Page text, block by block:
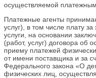
осуществляемой
Платежные агенты
услуг), в том числе плату
услуги, на основании
(работ, услуг) договора об
приему платежей
от имени поставщика и за
Федерального закона «О
физических лиц,